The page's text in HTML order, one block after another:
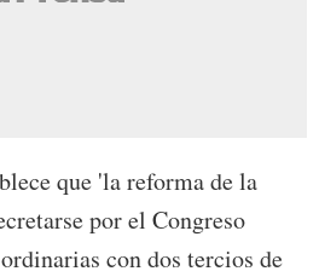
que 'la reforma de la
por el Congreso
con dos tercios de